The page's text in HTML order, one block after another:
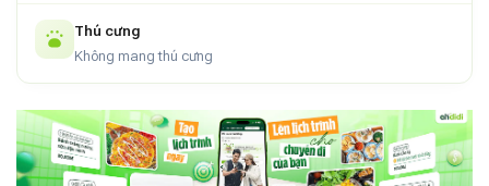
Thú cưng
Không mang thú cưng